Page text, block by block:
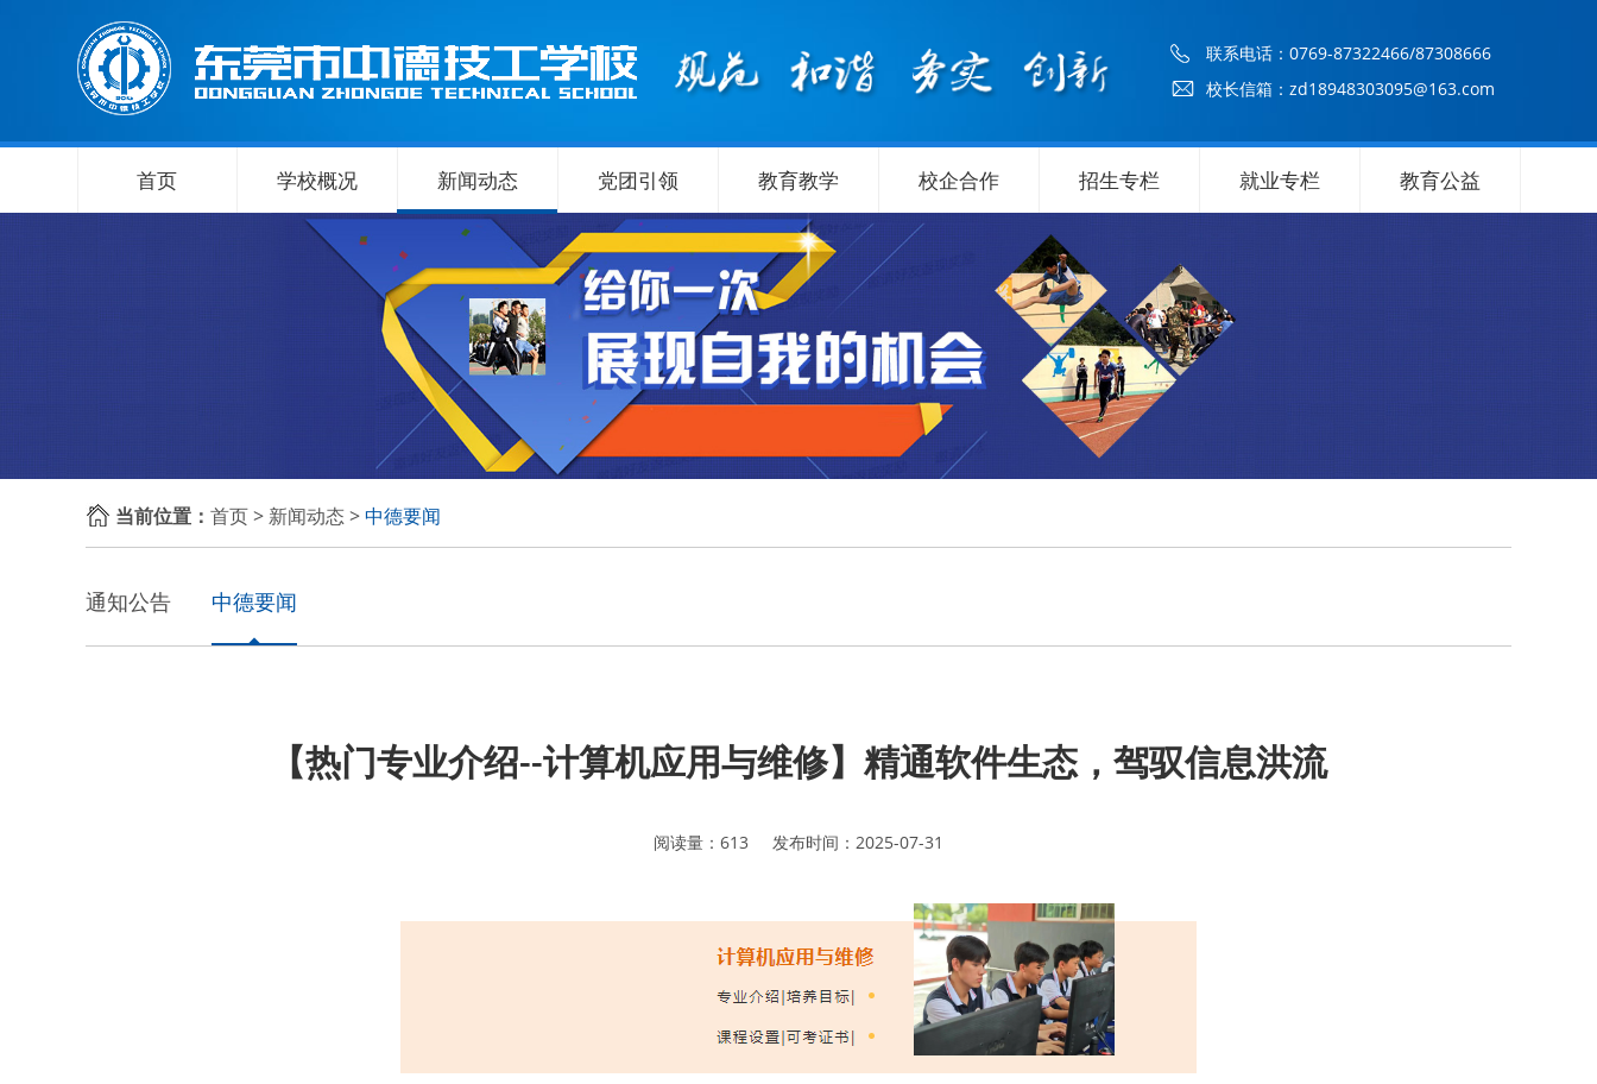
联系电话： 0769-87322466/87308666
校长信箱：zd18948303095@163.com
首页 学校概况 新闻动态 党团引领 教育教学 校企合作 招生专栏 就业专栏 教育公益
当前位置： 首页> 新闻动态>中德要闻
通知公告 中德要闻
【热门专业介绍--计算机应用与维修】精通软件生态，驾驭信息洪流
阅读量： 613 发布时间： 2025-07-31